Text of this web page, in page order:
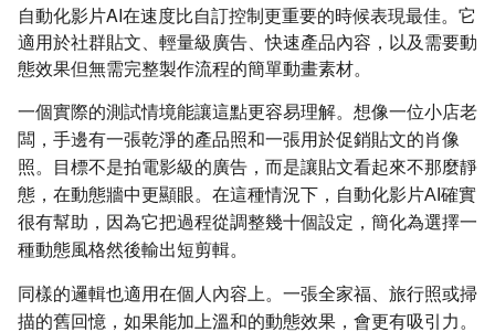
自動化影片AI在速度比自訂控制更重要的時候表現最佳。它
適用於社群貼文、輕量級廣告、快速產品內容，以及需要動
態效果但無需完整製作流程的簡單動畫素材。
一個實際的測試情境能讓這點更容易理解。想像一位小店老
闆，手邊有一張乾淨的產品照和一張用於促銷貼文的肖像
照。目標不是拍電影級的廣告，而是讓貼文看起來不那麼靜
態，在動態牆中更顯眼。在這種情況下，自動化影片AI確實
很有幫助，因為它把過程從調整幾十個設定，簡化為選擇一
種動態風格然後輸出短剪輯。
同樣的邏輯也適用在個人內容上。一張全家福、旅行照或掃
描的舊回憶，如果能加上溫和的動態效果，會更有吸引力。